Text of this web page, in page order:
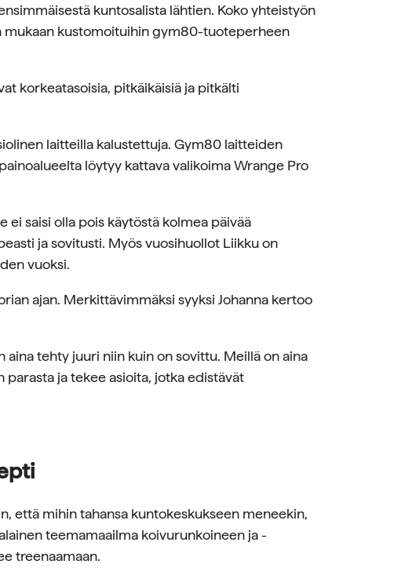
kuntosalista lähtien. Koko yhteistyön
kustomoituihin gym80-tuoteperheen
korkeatasoisia, pitkäikäisiä ja pitkälti
laitteilla kalustettuja. Gym80 laitteiden
löytyy kattava valikoima Wrange Pro
ei saisi olla pois käytöstä kolmea päivää
ja sovitusti. Myös vuosihuollot Liikku on
vuoksi.
ajan. Merkittävimmäksi syyksi Johanna kertoo
aina tehty juuri niin kuin on sovittu. Meillä on aina
parasta ja tekee asioita, jotka edistävät
että mihin tahansa kuntokeskukseen meneekin,
teemamaailma koivurunkoineen ja -
treenaamaan.